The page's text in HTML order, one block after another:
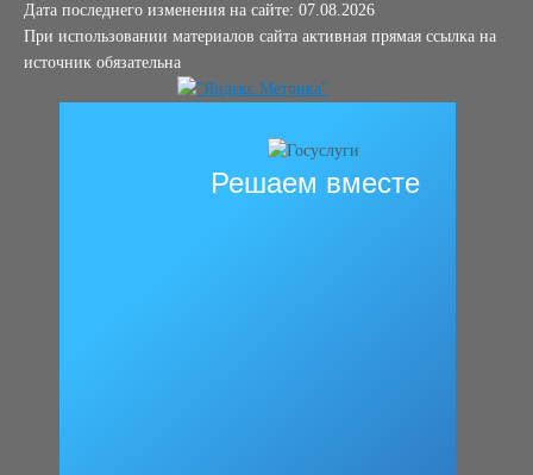
Дата последнего изменения на сайте: 07.08.2026
При использовании материалов сайта активная прямая ссылка на
источник обязательна
Решаем вместе